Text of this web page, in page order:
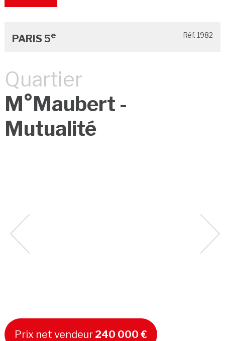
PARIS 5e Réf. 1982
Quartier
M°Maubert -
Mutualité
Prix net vendeur 240 000 €